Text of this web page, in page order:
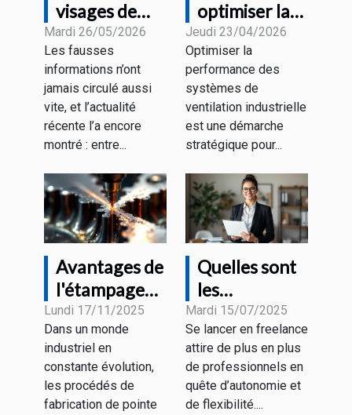
visages de
l'information
à l'heure des
fake news
Mardi 26/05/2026
Les fausses
informations n’ont
jamais circulé aussi
vite, et l’actualité
récente l’a encore
montré : entre...
optimiser la
performance
des systèmes
de ventilation
industrielle ?
Jeudi 23/04/2026
Optimiser la
performance des
systèmes de
ventilation industrielle
est une démarche
stratégique pour...
Avantages de
l'étampage
progressif
pour divers
secteurs
industriels
Lundi 17/11/2025
Dans un monde
industriel en
constante évolution,
les procédés de
fabrication de pointe
Quelles sont
les
démarches
pour devenir
freelance en
portage
salarial ?
Mardi 15/07/2025
Se lancer en freelance
attire de plus en plus
de professionnels en
quête d’autonomie et
de flexibilité....